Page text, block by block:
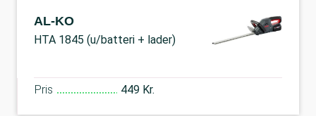
AL-KO
HTA 1845 (u/batteri + lader)
Pris 449 Kr.